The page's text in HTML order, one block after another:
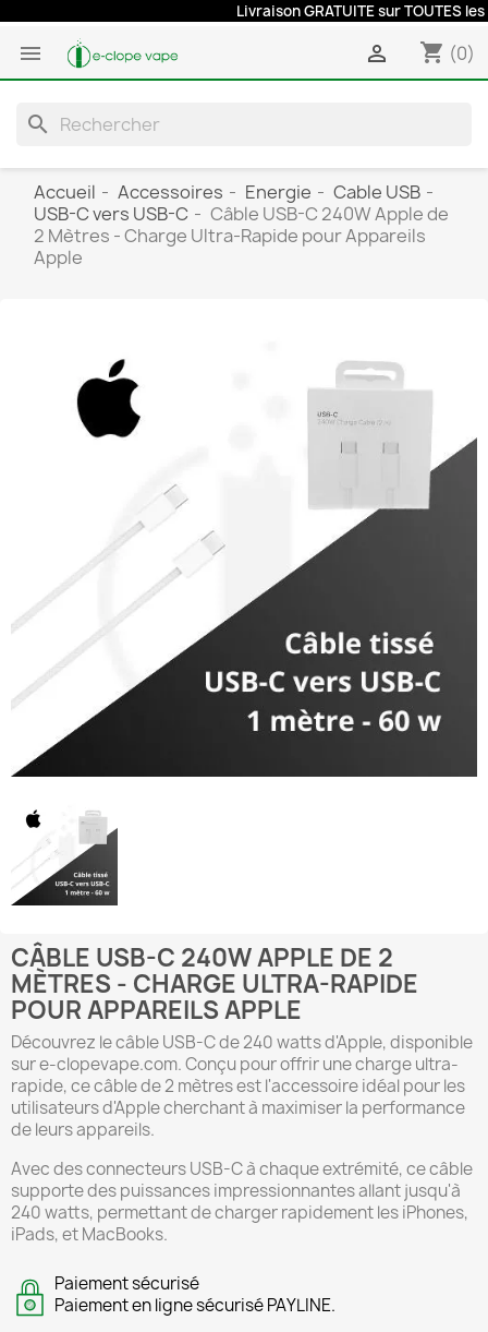
Livraison GRATUITE sur TOUTES
 shopping_cart (0)

search
Accueil Accessoires Energie
Cable USB
USB-C vers USB-C
Câble USB-C 240W Apple de
2 Mètres - Charge Ultra-Rapide pour Appareils
Apple
CÂBLE USB-C 240W APPLE DE 2
MÈTRES - CHARGE ULTRA-RAPIDE
POUR APPAREILS APPLE
Découvrez le câble USB-C de 240 watts d'Apple, disponible
sur e-clopevape.com. Conçu pour offrir une charge ultra-
rapide, ce câble de 2 mètres est l'accessoire idéal pour les
utilisateurs d'Apple cherchant à maximiser la performance
de leurs appareils.
Avec des connecteurs USB-C à chaque extrémité, ce câble
supporte des puissances impressionnantes allant jusqu'à
240 watts, permettant de charger rapidement les iPhones,
iPads, et MacBooks.
Paiement sécurisé
Paiement en ligne sécurisé PAYLINE.